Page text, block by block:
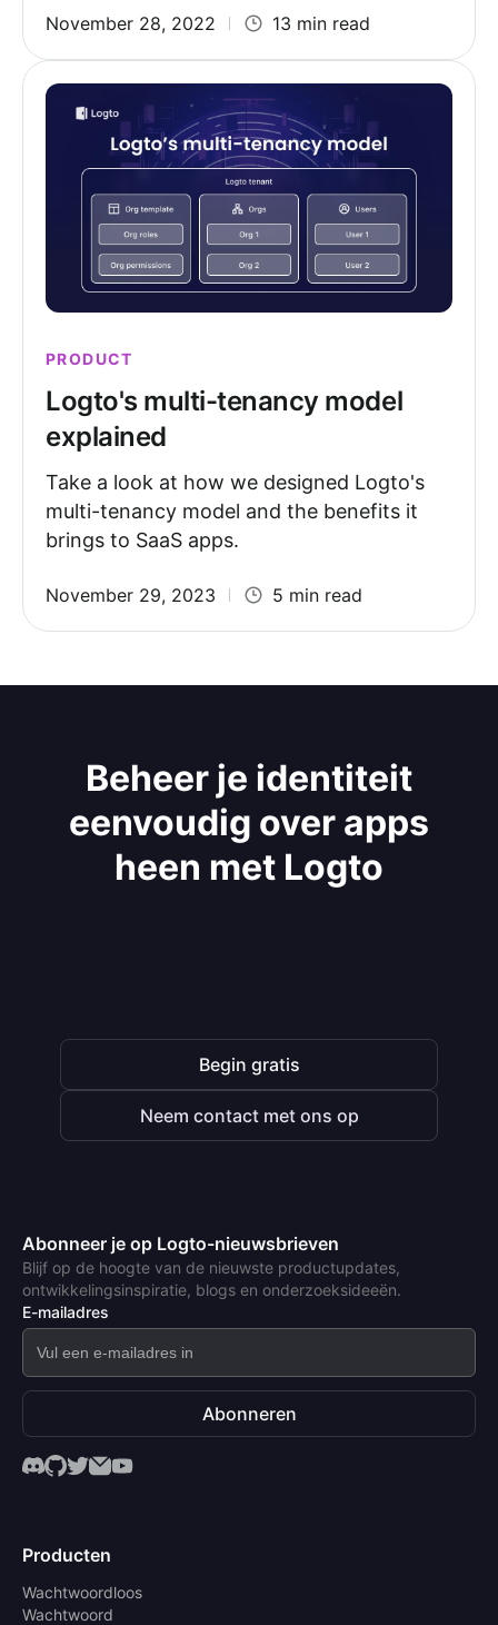
November 28, 2022 13 min read
PRODUCT
Logto's multi-tenancy model
explained
Take a look at how we designed Logto's
multi-tenancy model and the benefits it
brings to SaaS apps.
November 29, 2023 5 min read
Beheer je identiteit
eenvoudig over apps
heen met Logto
Begin gratis
Neem contact met ons op
Abonneer je op Logto-nieuwsbrieven
Blijf op de hoogte van de nieuwste productupdates,
ontwikkelingsinspiratie, blogs en onderzoeksideeën.
E-mailadres
Abonneren
Producten
Wachtwoordloos
Wachtwoord